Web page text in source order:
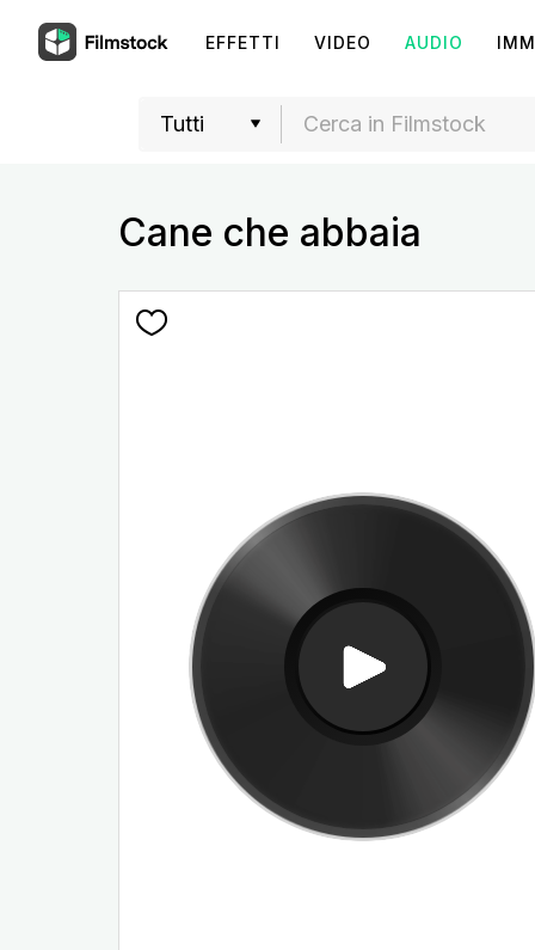
EFFETTI VIDEO AUDIO
Cane che abbaia